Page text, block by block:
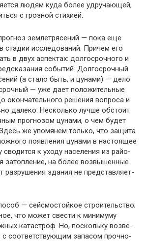
людям куда более удручающей,
с грозной стихией.
землетрясений — пока еще
стадии исследований. Причем его
в двух аспектах: долгосрочного и
событий. Долгосрочный
(а стало быть, и цунами) — дело
— уже дает положительные
окончательного решения вопроса и
далеко. Несколько лучше обстоит
прогнозом цунами, о чем будет
же упомянем только, что защита
появления цунами в настоящее
сводится к уходу населения из райо­
затопление, на более возвышенные
разрушения здания не представляет­
— сейсмостойкое строительст­во;
что может свести к минимуму
катастроф. Но, поскольку возве­
с соответствующим запасом прочно­